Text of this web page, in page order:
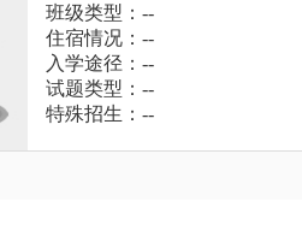
班级类型：--
住宿情况：--
入学途径：--
试题类型：--
特殊招生：--